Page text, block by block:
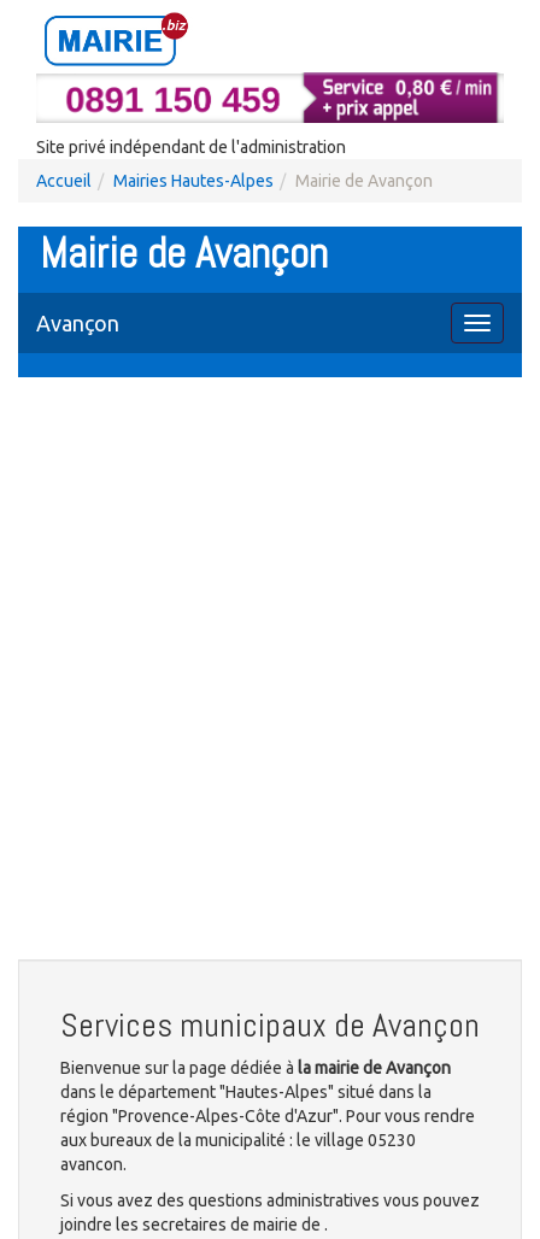
Site privé indépendant de l'administration
Accueil
Mairies Hautes-Alpes Mairie de Avançon
Mairie de Avançon
Toggle
Avançon
Services municipaux de Avançon
Bienvenue sur la page dédiée à la mairie de Avançon
dans le département "Hautes-Alpes" situé dans la
région "Provence-Alpes-Côte d'Azur". Pour vous rendre
aux bureaux de la municipalité : le village 05230
avancon.
Si vous avez des questions administratives vous pouvez
joindre les secretaires de mairie de .